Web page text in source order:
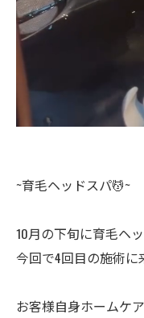
~育毛ヘッドスパ💆~
10月の下旬に育毛ヘ
今回で4回目の施術に
お客様自身ホームケ